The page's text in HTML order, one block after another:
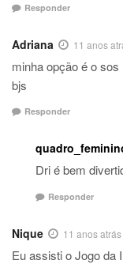
Responder
Adriana 11 anos
minha opção é o
bjs
Responder
Dri é bem
Responder
Nique 11 anos atrás
Eu assisti o Jogo da